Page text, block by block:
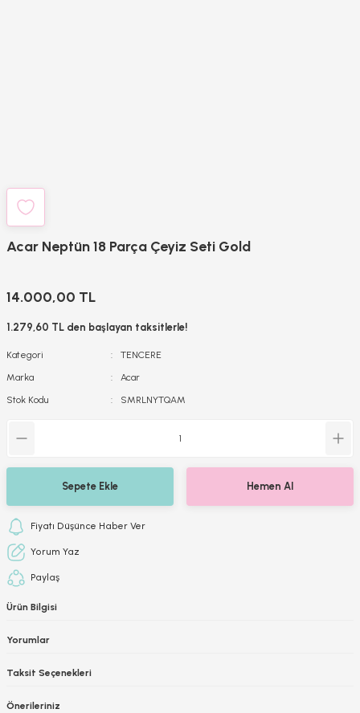
Acar Neptün 18 Parça Çeyiz Seti Gold
14.000,00 TL
1.279,60 TL den başlayan taksitlerle!
Kategori
TENCERE
Marka
Acar
Stok Kodu
SMRLNYTQAM
Sepete Ekle Hemen Al
Fiyatı Düşünce Haber Ver
Yorum Yaz
Paylaş
Ürün Bilgisi
Yorumlar
Taksit Seçenekleri
Önerileriniz